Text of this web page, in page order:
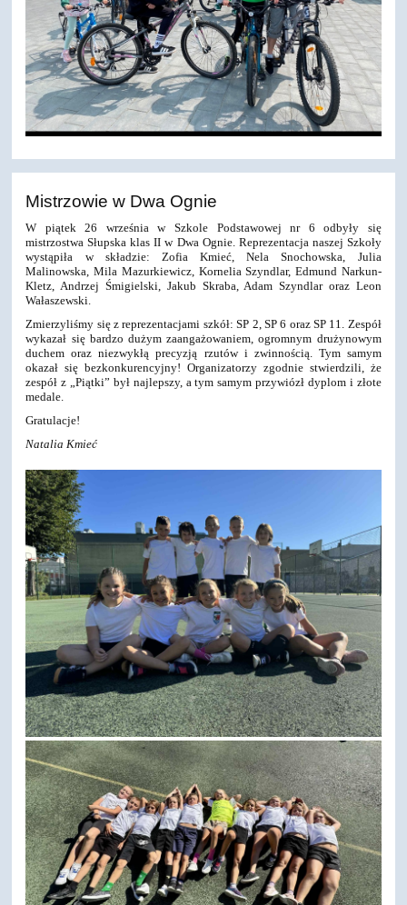
Mistrzowie w Dwa Ognie
W piątek 26 września w Szkole Podstawowej nr 6 odbyły się
mistrzostwa Słupska klas II w Dwa Ognie. Reprezentacja naszej Szkoły
wystąpiła w składzie: Zofia Kmieć, Nela Snochowska, Julia
Malinowska, Mila Mazurkiewicz, Kornelia Szyndlar, Edmund Narkun-
Kletz, Andrzej Śmigielski, Jakub Skraba, Adam Szyndlar oraz Leon
Wałaszewski.
Zmierzyliśmy się z reprezentacjami szkół: SP 2, SP 6 oraz SP 11. Zespół
wykazał się bardzo dużym zaangażowaniem, ogromnym drużynowym
duchem oraz niezwykłą precyzją rzutów i zwinnością. Tym samym
okazał się bezkonkurencyjny! Organizatorzy zgodnie stwierdzili, że
zespół z „Piątki” był najlepszy, a tym samym przywiózł dyplom i złote
medale.
Gratulacje!
Natalia Kmieć